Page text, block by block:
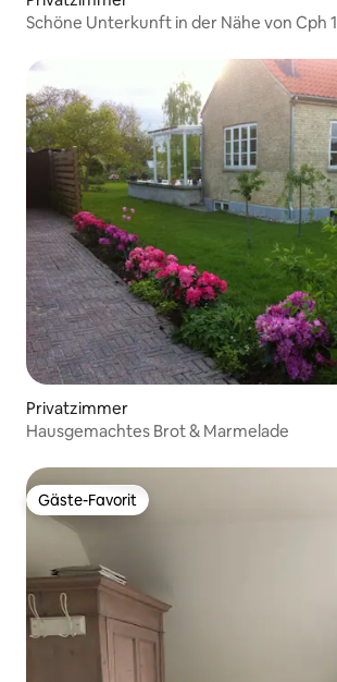
Schöne Unterkunft in der Nähe von Cph 1
Privatzimmer
Hausgemachtes Brot & Marmelade
Gäste-Favorit
Gäste-Favorit